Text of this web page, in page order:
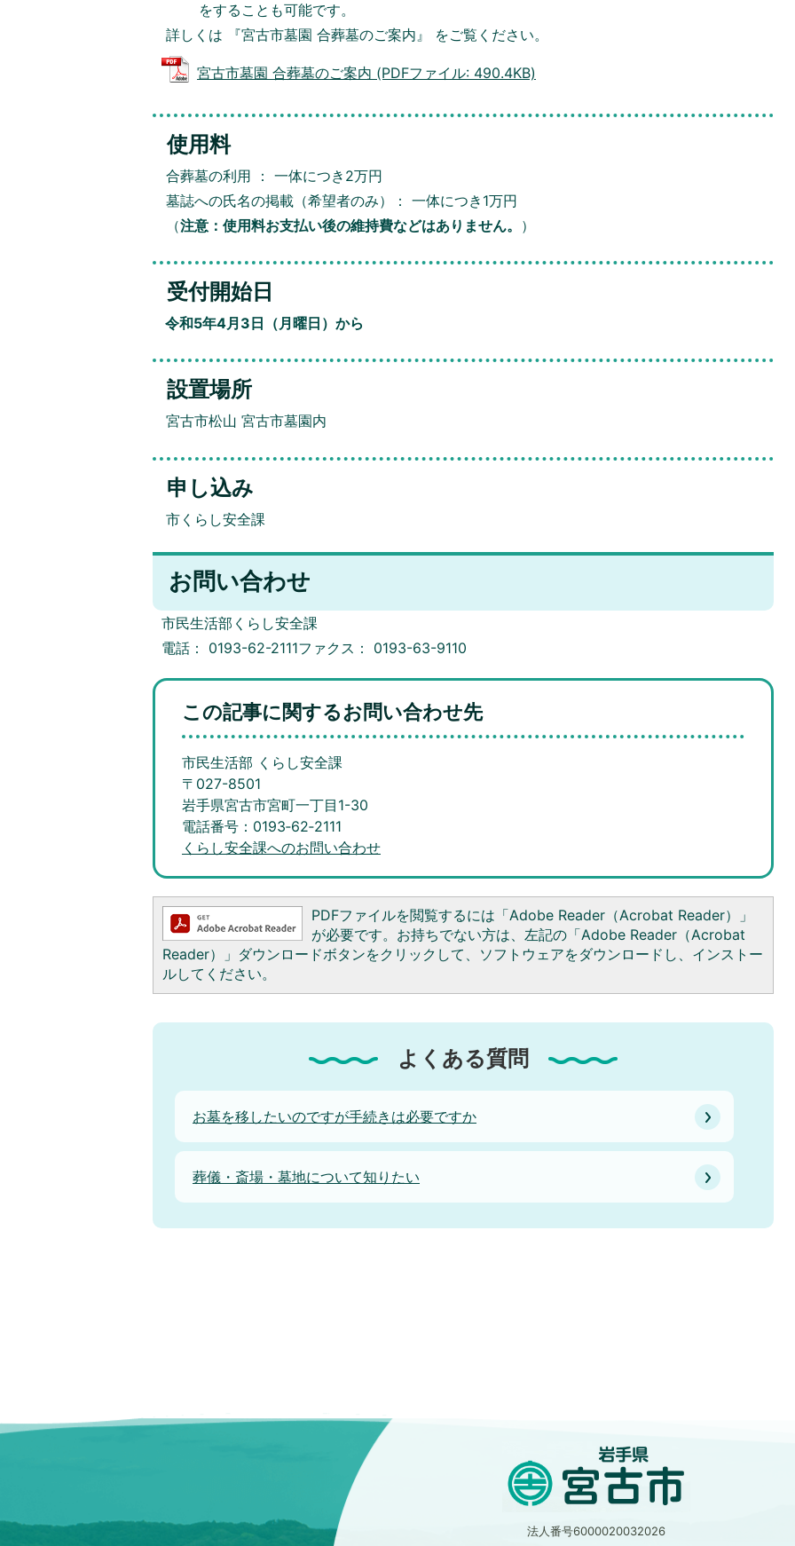
をすることも可能です。
詳しくは 『宮古市墓園 合葬墓のご案内』 をご覧ください。
宮古市墓園 合葬墓のご案内 (PDFファイル: 490.4KB)
使用料
合葬墓の利用 ： 一体につき2万円
墓誌への氏名の掲載（希望者のみ）： 一体につき1万円
（注意：使用料お支払い後の維持費などはありません。 ）
受付開始日
令和5年4月3日（月曜日）から
設置場所
宮古市松山 宮古市墓園内
申し込み
市くらし安全課
お問い合わせ
市民生活部くらし安全課
電話： 0193-62-2111ファクス： 0193-63-9110
この記事に関するお問い合わせ先
市民生活部 くらし安全課
〒027-8501
岩手県宮古市宮町一丁目1-30
電話番号：0193‐62‐2111
くらし安全課へのお問い合わせ
PDFファイルを閲覧するには「Adobe Reader（Acrobat Reader）」
が必要です。お持ちでない方は、左記の「Adobe Reader（Acrobat
Reader）」ダウンロードボタンをクリックして、ソフトウェアをダウンロードし、インストー
ルしてください。
よくある質問
お墓を移したいのですが手続きは必要ですか
葬儀・斎場・墓地について知りたい
法人番号6000020032026